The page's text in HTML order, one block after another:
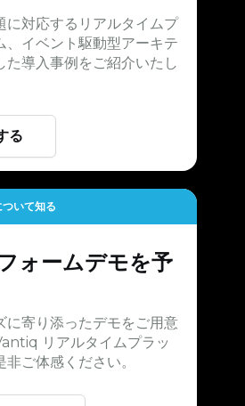
に対応するリアルタイムプ
、イベント駆動型アーキテ
た導入事例をご紹介いたし
る
いて知る
ォームデモを予
に寄り添ったデモをご用意
リアルタイムプラッ
非ご体感ください。